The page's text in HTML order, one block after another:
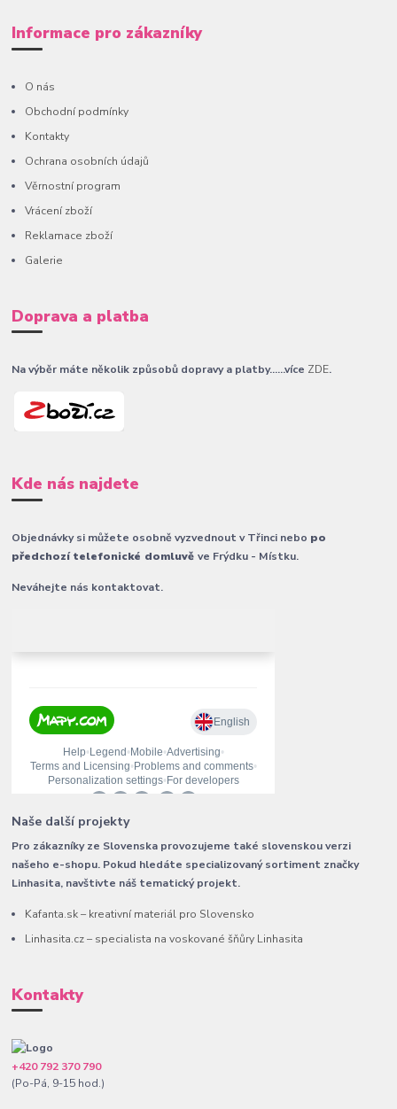
Informace pro zákazníky
O nás
Obchodní podmínky
Kontakty
Ochrana osobních údajů
Věrnostní program
Vrácení zboží
Reklamace zboží
Galerie
Doprava a platba
Na výběr máte několik způsobů dopravy a platby......více ZDE.
Kde nás najdete
Objednávky si můžete osobně vyzvednout v Třinci nebo po
předchozí telefonické domluvěve Frýdku - Místku.
Neváhejte nás kontaktovat.
Naše další projekty
Pro zákazníky ze Slovenska provozujeme také slovenskou verzi
našeho e-shopu. Pokud hledáte specializovaný sortiment značky
Linhasita, navštivte náš tematický projekt.
Kafanta.sk – kreativní materiál pro Slovensko
Linhasita.cz – specialista na voskované šňůry Linhasita
Kontakty
+420 792 370 790
(Po-Pá, 9-15 hod.)